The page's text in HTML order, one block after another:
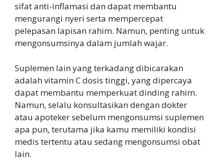
sifat anti-inflamasi dan dapat membantu
mengurangi nyeri serta mempercepat
pelepasan lapisan rahim. Namun, penting untuk
mengonsumsinya dalam jumlah wajar.
Suplemen lain yang terkadang dibicarakan
adalah vitamin C dosis tinggi, yang dipercaya
dapat membantu memperkuat dinding rahim.
Namun, selalu konsultasikan dengan dokter
atau apoteker sebelum mengonsumsi suplemen
apa pun, terutama jika kamu memiliki kondisi
medis tertentu atau sedang mengonsumsi obat
lain.